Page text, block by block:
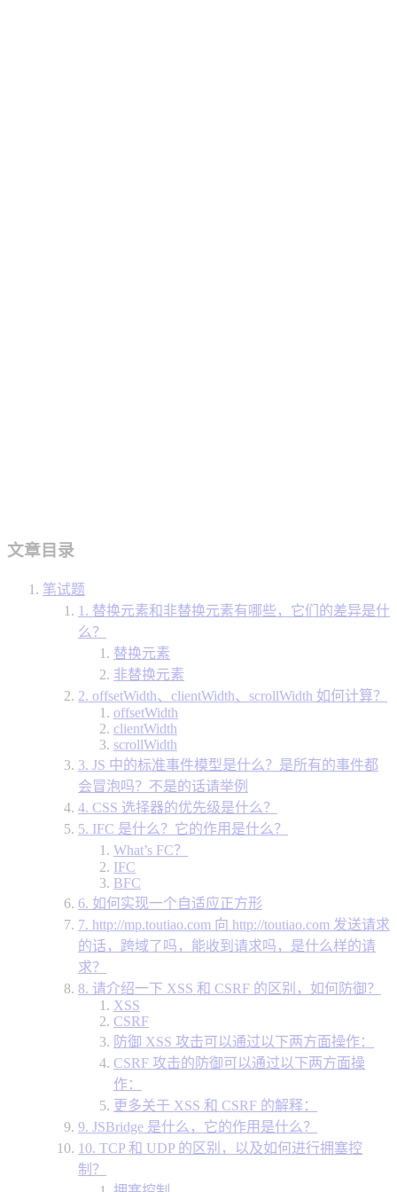
文章目录
笔试题
1. 替换元素和非替换元素有哪些，它们的差异是什
么？
替换元素
非替换元素
2. offsetWidth、clientWidth、scrollWidth 如何计算？
offsetWidth
clientWidth
scrollWidth
3. JS 中的标准事件模型是什么？是所有的事件都
会冒泡吗？不是的话请举例
4. CSS 选择器的优先级是什么？
5. IFC 是什么？它的作用是什么？
What’s FC？
IFC
BFC
6. 如何实现一个自适应正方形
7. http://mp.toutiao.com 向 http://toutiao.com 发送请求
的话，跨域了吗，能收到请求吗，是什么样的请
求？
8. 请介绍一下 XSS 和 CSRF 的区别，如何防御？
XSS
CSRF
防御 XSS 攻击可以通过以下两方面操作：
CSRF 攻击的防御可以通过以下两方面操
作：
更多关于 XSS 和 CSRF 的解释：
9. JSBridge 是什么，它的作用是什么？
10. TCP 和 UDP 的区别，以及如何进行拥塞控
制？